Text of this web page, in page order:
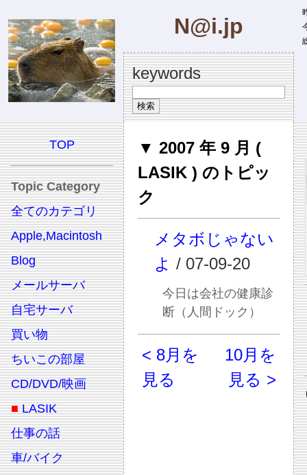
N@i.jp
keywords
TOP
Topic Category
全てのカテゴリ
Apple,Macintosh
Blog
メールサーバ
自宅サーバ
買い物
ちいこの部屋
CD/DVD/映画
■ LASIK
仕事の話
車/バイク
▼ 2007 年 9 月 (
LASIK ) のトピッ
ク
メタボじゃない
よ / 07-09-20
今日は会社の健康診
断（人間ドック）
< 8月を
見る
10月を
見る >